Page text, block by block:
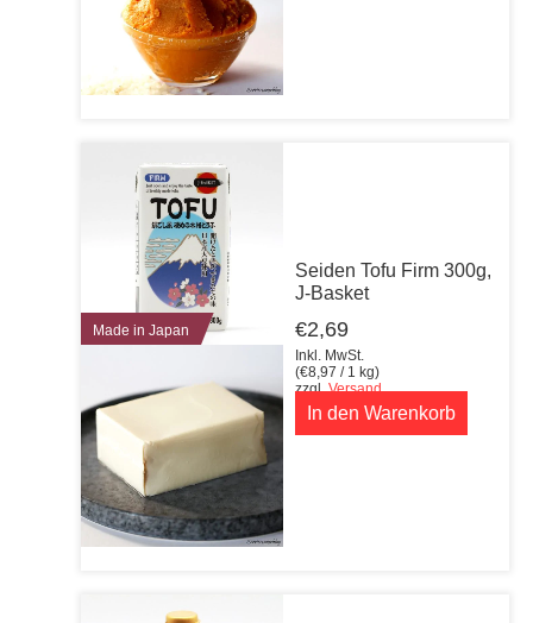
Made in Japan
Seiden Tofu Firm 300g,
J-Basket
€2,69
Inkl. MwSt.
(€8,97 / 1 kg)
zzgl.Versand
In den Warenkorb